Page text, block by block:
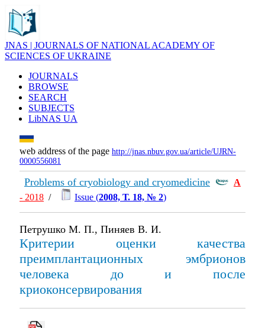
JNAS | JOURNALS OF NATIONAL ACADEMY OF
SCIENCES OF UKRAINE
JOURNALS
BROWSE
SEARCH
SUBJECTS
LibNAS UA
web address of the page http://jnas.nbuv.gov.ua/article/UJRN-
0000556081
Problems of cryobiology and cryomedicine
А
- 2018 / Issue (2008, Т. 18, № 2)
Петрушко М. П., Пиняев В. И.
Критерии оценки качества
преимплантационных эмбрионов
человека до и после
криоконсервирования